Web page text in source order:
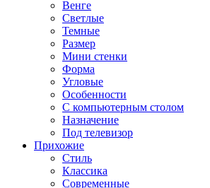
Венге
Светлые
Темные
Размер
Мини стенки
Форма
Угловые
Особенности
С компьютерным столом
Назначение
Под телевизор
Прихожие
Стиль
Классика
Современные